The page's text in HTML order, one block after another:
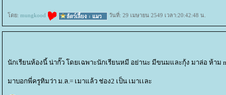
ดย: mungkood วันที่: 29 เมษายน 2549 เวลา:20:42:48 น.
นักเรียนห้องนี้ น่ากั๊ว โดยเฉพาะนักเรียนหมี อย่านะ มีขนมและกุ้ง มาล่อ ห้าม
มาบอกพี่ครูทิมว่า ม.ล.= เมาแล้ว ช่อง2 เป็น เมาเเละ